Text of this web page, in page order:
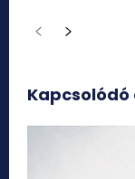
Kapcsolódó